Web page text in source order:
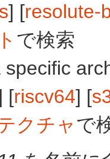
] [resolute-
で検索
[riscv64] [
クチャで